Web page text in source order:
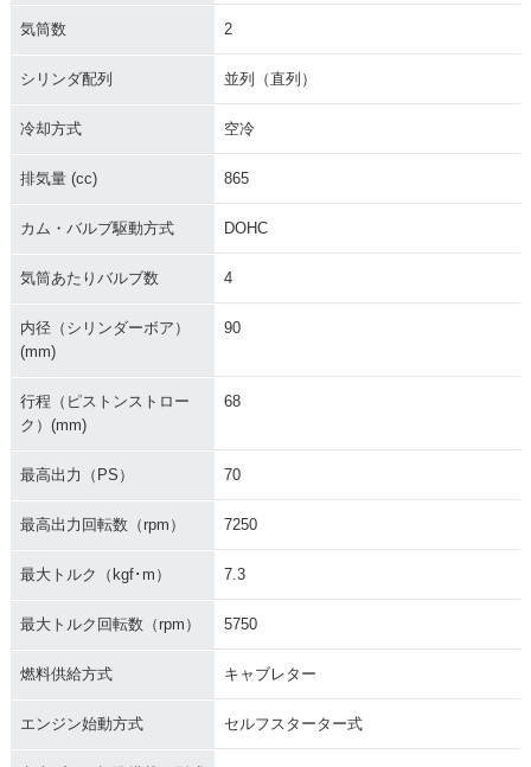
気筒数 2
シリンダ配列 並列（直列）
冷却方式 空冷
排気量 (cc) 865
カム・バルブ駆動方式 DOHC
気筒あたりバルブ数 4
内径（シリンダーボア）
(mm)
90
行程（ピストンストロー
ク）(mm)
68
最高出力（PS） 70
最高出力回転数（rpm） 7250
最大トルク（kgf･m） 7.3
最大トルク回転数（rpm） 5750
燃料供給方式 キャブレター
エンジン始動方式 セルフスターター式